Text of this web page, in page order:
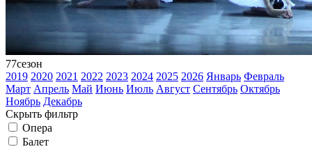
77сезон
2019 2020 2021 2022 2023 2024 2025 2026 Январь Февраль
Март Апрель Май Июнь Июль Август Сентябрь Октябрь
Ноябрь Декабрь
Скрыть фильтр
Опера
Балет